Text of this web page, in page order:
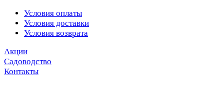
Условия оплаты
Условия доставки
Условия возврата
Акции
Садоводство
Контакты